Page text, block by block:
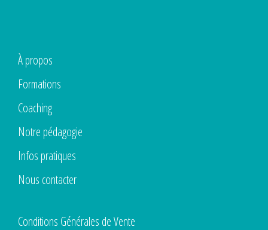
À propos
Formations
Coaching
Notre pédagogie
Infos pratiques
Nous contacter
Conditions Générales de Vente